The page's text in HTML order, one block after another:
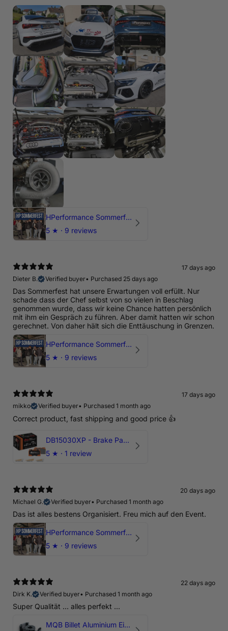
HPerformance Sommerfest 2026
5 ★ · 9 reviews
17 days ago
Dieter B.
Verified buyer• Purchased 25 days ago
Das Sommerfest hat unsere Erwartungen voll erfüllt. Nur
schade dass der Chef selbst von so vielen in Beschlag
genommen wurde, dass wir keine Chance hatten persönlich
mit ihm ein Gespräch zu führen. Aber damit hatten wir schon
gerechnet. Von daher hält sich die Enttäuschung in Grenzen.
HPerformance Sommerfest 2026
5 ★ · 9 reviews
17 days ago
mikko
Verified buyer• Purchased 1 month ago
Correct product, fast shipping and good price 👍
DB15030XP - Brake Pads Xtreme Performance | Front Axle
5 ★ · 1 review
20 days ago
Michael G.
Verified buyer• Purchased 1 month ago
Das ist alles bestens Organisiert. Freu mich auf den Event.
HPerformance Sommerfest 2026
5 ★ · 9 reviews
22 days ago
Dirk K.
Verified buyer• Purchased 1 month ago
Super Qualität ... alles perfekt ...
MQB Billet Aluminium Einsatz Drehmomentstütze - DOGBONE für Audi RS3, TTRS, RSQ3